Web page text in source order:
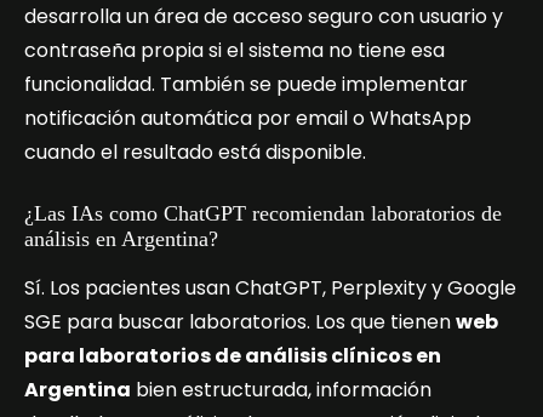
desarrolla un área de acceso seguro con usuario y
contraseña propia si el sistema no tiene esa
funcionalidad. También se puede implementar
notificación automática por email o WhatsApp
cuando el resultado está disponible.
¿Las IAs como ChatGPT recomiendan laboratorios de
análisis en Argentina?
Sí. Los pacientes usan ChatGPT, Perplexity y Google
SGE para buscar laboratorios. Los que tienenweb
para laboratorios de análisis clínicos en
Argentina bien estructurada, información